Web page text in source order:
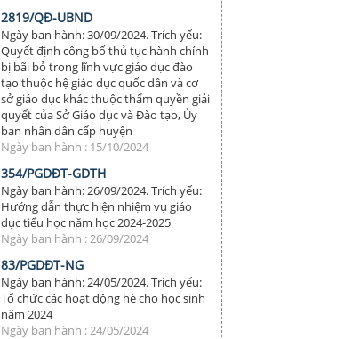
2819/QĐ-UBND
Ngày ban hành: 30/09/2024. Trích yếu:
Quyết định công bố thủ tục hành chính
bị bãi bỏ trong lĩnh vực giáo dục đào
tạo thuộc hệ giáo dục quốc dân và cơ
sở giáo dục khác thuộc thẩm quyền giải
quyết của Sở Giáo dục và Đào tạo, Ủy
ban nhân dân cấp huyện
Ngày ban hành : 15/10/2024
354/PGDĐT-GDTH
Ngày ban hành: 26/09/2024. Trích yếu:
Hướng dẫn thực hiện nhiệm vụ giáo
dục tiểu học năm học 2024-2025
Ngày ban hành : 26/09/2024
83/PGDĐT-NG
Ngày ban hành: 24/05/2024. Trích yếu:
Tổ chức các hoạt động hè cho học sinh
năm 2024
Ngày ban hành : 24/05/2024